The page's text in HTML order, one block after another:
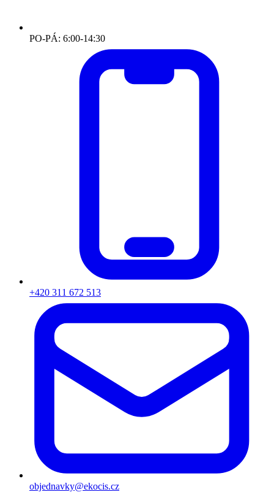
PO-PÁ: 6:00-14:30
+420 311 672 513
objednavky@ekocis.cz